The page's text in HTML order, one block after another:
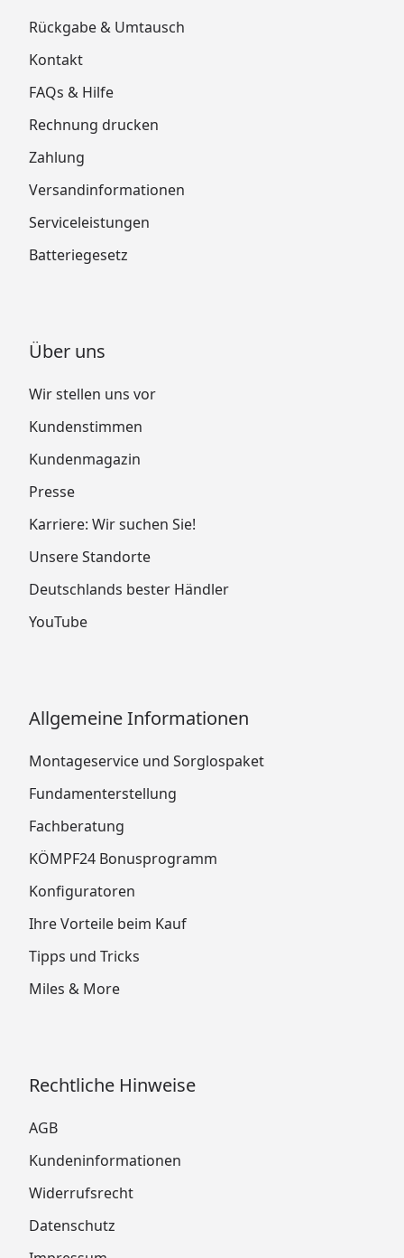
Rückgabe & Umtausch
Kontakt
FAQs & Hilfe
Rechnung drucken
Zahlung
Versandinformationen
Serviceleistungen
Batteriegesetz
Über uns
Wir stellen uns vor
Kundenstimmen
Kundenmagazin
Presse
Karriere: Wir suchen Sie!
Unsere Standorte
Deutschlands bester Händler
YouTube
Allgemeine Informationen
Montageservice und Sorglospaket
Fundamenterstellung
Fachberatung
KÖMPF24 Bonusprogramm
Konfiguratoren
Ihre Vorteile beim Kauf
Tipps und Tricks
Miles & More
Rechtliche Hinweise
AGB
Kundeninformationen
Widerrufsrecht
Datenschutz